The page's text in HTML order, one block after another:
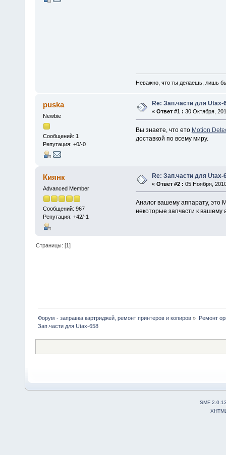
Неважно, что ты делаешь, лишь
puska
Newbie
Сообщений: 1
Репутация: +0/-0
Re: Зап.части для Utax-
« Ответ #1 : 30 Октября,
Вы знаете, что ето Motion
доставкой по всему миру.
Киянк
Advanced Member
Сообщений: 967
Репутация: +42/-1
Re: Зап.части для Utax-
« Ответ #2 : 05 Ноября,
Аналог вашему аппарату, это
некоторые запчасти к вашему
Страницы: [1]
Форум - заправка картриджей, ремонт принтеров и копиров » Ремонт
Зап.части для Utax-658
SMF